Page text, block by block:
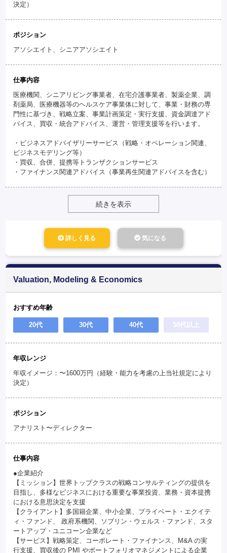
決定）
ポジション
アソシエイト、シニアアソシエイト
仕事内容
医療機関、シニアリビング事業者、在宅介護事業者、製薬企業、調
剤薬局、医療機器等のヘルスケア事業体に対して、事業・財務の専
門性に基づき、戦略立案、事業計画策定・実行支援、資金調達アド
バイス、買収・統合アドバイス、運営・管理支援等を行います。
・ビジネスアドバイザリーサービス（戦略・オペレーション関連、
ビジネスモデリング等）
・買収、合併、提携等トランザクションサービス
・ファイナンス関連アドバイス（事業再生関連アドバイスを含む）
続きを表示
詳しく見る 気になる
Valuation, Modeling & Economics
おすすめ年齢
20代 30代 40代 50代以上
年収レンジ
年収イメージ：〜1600万円（経験・能力を考慮の上当社規定により
決定）
ポジション
アナリスト〜ディレクター
仕事内容
●企業紹介
【ミッション】世界トップクラスの戦略コンサルティングの提供を
目指し、多様なビジネスにおける重要な事業投資、業務・資本提携
における意思決定を支援
【クライアント】多国籍企業、中小企業、プライベート・エクイテ
ィ・ファンド、 政府系機関、ソブリン・ウェルス・ファンド、スタ
ートアップ・ユニコーン企業など
【サービス】戦略策定、コーポレート・ファイナンス、M&A の実
行支援、買収後の PMI やポートフォリオマネジメントによる企業